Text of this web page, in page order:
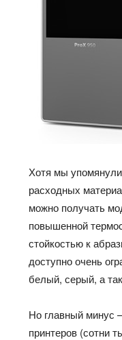
Хотя мы упомянули
расходных
можно получать
повышенной
стойкостью к
доступно очень
белый, серый, а
Но главный минус
принтеров (сотни